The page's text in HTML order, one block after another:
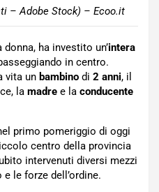
– Adobe Stock) – Ecoo.it
ha investito un’intera
in centro.
vita un bambino di 2 anni, il
la madre e la conducente
primo pomeriggio di oggi
centro della provincia
intervenuti diversi mezzi
le forze dell’ordine.